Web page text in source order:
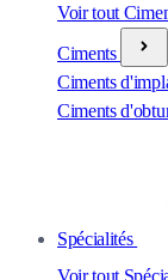
Voir tout
Ciments
Ciments
Ciments
Spécialités
Voir tout